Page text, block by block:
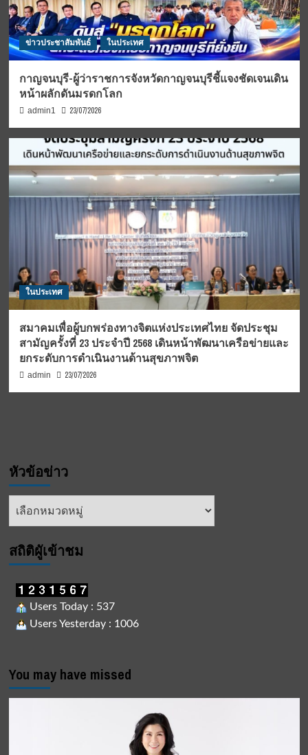
ข่าวประชาสัมพันธ์ ในประเทศ
กาญจนบุรี-ผู้ว่าราชการจังหวัดกาญจนบุรีชี้แจงชัดเจนเดิน
หน้าผลักดันมรดกโลก
admin1 23/07/2026
ในประเทศ
สมาคมเพื่อผู้บกพร่องทางจิตแห่งประเทศไทย จัดประชุม
สามัญครั้งที่ 23 ประจำปี 2568 เดินหน้าพัฒนาเครือข่ายและ
ยกระดับการดำเนินงานด้านสุขภาพจิต
admin 23/07/2026
หัวข้อข่าว
หัวข้อ
สถิติผูัเข้าชม
Users Today : 537
Users Yesterday : 1006
You may have missed